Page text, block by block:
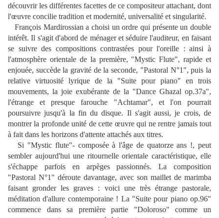
découvrir les différentes facettes de ce compositeur attachant, dont
l'œuvre concilie tradition et modernité, universalité et singularité.
François Mardirossian a choisi un ordre qui présente un double
intérêt. Il s'agit d'abord de ménager et séduire l'auditeur, en faisant
se suivre des compositions contrastées pour l'oreille : ainsi à
l'atmosphère orientale de la première, "Mystic Flute", rapide et
enjouée, succède la gravité de la seconde, "Pastoral N°1", puis la
relative virtuosité lyrique de la "Suite pour piano" en trois
mouvements, la joie exubérante de la "Dance Ghazal op.37a",
l'étrange et presque farouche "Achtamar", et l'on pourrait
poursuivre jusqu'à la fin du disque. Il s'agit aussi, je crois, de
montrer la profonde unité de cette œuvre qui ne rentre jamais tout
à fait dans les horizons d'attente attachés aux titres.
Si "Mystic flute"- composée à l'âge de quatorze ans !, peut
sembler aujourd'hui une ritournelle orientale caractéristique, elle
s'échappe parfois en arpèges passionnés. La composition
"Pastoral N°1" déroute davantage, avec son maillet de marimba
faisant gronder les graves : voici une très étrange pastorale,
méditation d'allure contemporaine ! La "Suite pour piano op.96"
commence dans sa première partie "Doloroso" comme un